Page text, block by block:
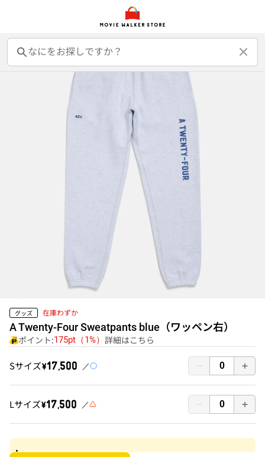
前売オンライン券 前売カード券 グッズ
グッズ 在庫わずか
A Twenty-Four Sweatpants blue（ワッペン右）
ポイント:175pt（1%） 詳細はこちら
Sサイズ￥17,500
Lサイズ￥17,500